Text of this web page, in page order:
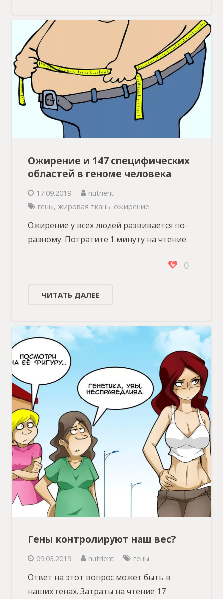
Ожирение и 147 специфических
областей в геноме человека
17.09.2019
nutrient
гены, жировая ткань, ожирение
Ожирение у всех людей развивается по-
разному. Потратите 1 минуту на чтение
0
ЧИТАТЬ ДАЛЕЕ
Гены контролируют наш вес?
09.03.2019 nutrient гены
Ответ на этот вопрос может быть в
наших генах. Затраты на чтение 17